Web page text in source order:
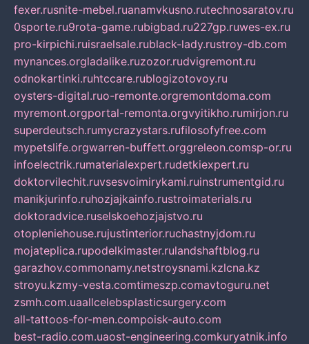
fexer.rusnite-mebel.ruanamvkusno.rutechnosaratov.ru
0sporte.ru9rota-game.rubigbad.ru227gp.ruwes-ex.ru
pro-kirpichi.ruisraelsale.rublack-lady.rustroy-db.com
mynances.orgladalike.ruzozor.rudvigremont.ru
odnokartinki.ruhtccare.rublogizotovoy.ru
oysters-digital.ruo-remonte.orgremontdoma.com
myremont.orgportal-remonta.orgvyitikho.rumirjon.ru
superdeutsch.rumycrazystars.rufilosofyfree.com
mypetslife.orgwarren-buffett.orggreleon.comsp-or.ru
infoelectrik.rumaterialexpert.rudetkiexpert.ru
doktorvilechit.ruvsesvoimirykami.ruinstrumentgid.ru
manikjurinfo.ruhozjajkainfo.rustroimaterials.ru
doktoradvice.ruselskoehozjajstvo.ru
otopleniehouse.rujustinterior.ruchastnyjdom.ru
mojateplica.rupodelkimaster.rulandshaftblog.ru
garazhov.commonamy.netstroysnami.kzlcna.kz
stroyu.kzmy-vesta.comtimeszp.comavtoguru.net
zsmh.com.uaallcelebsplasticsurgery.com
all-tattoos-for-men.compoisk-auto.com
best-radio.com.uaost-engineering.comkuryatnik.info